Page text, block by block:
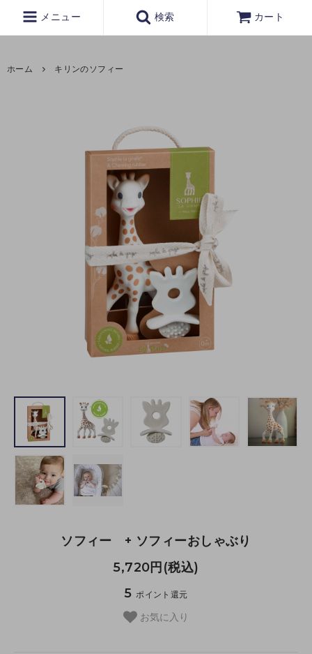
メニュー 検索 カート
ホーム キリンのソフィー
ソフィー + ソフィーおしゃぶり
5,720円(税込)
5ポイント還元
お気に入り